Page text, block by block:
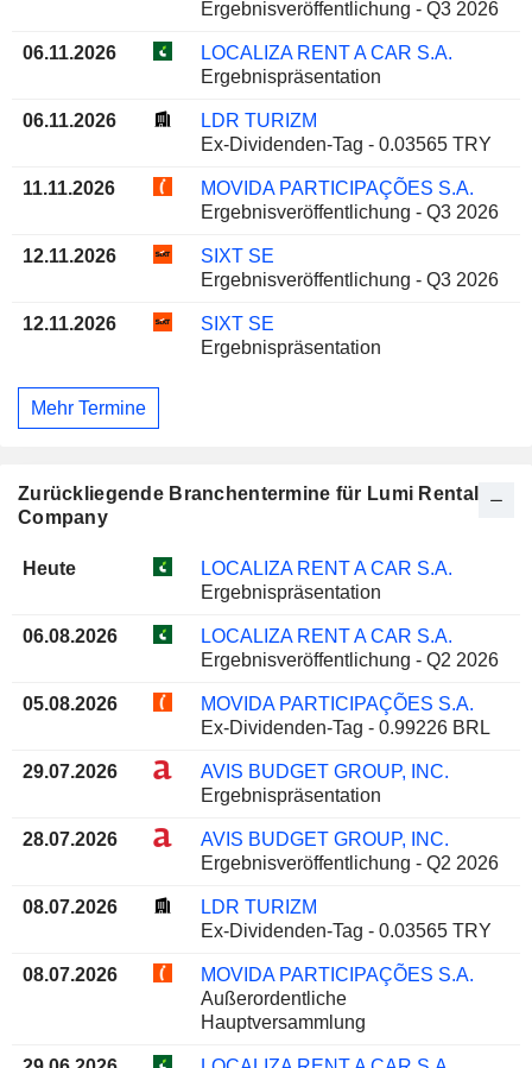
Ergebnisveröffentlichung - Q3 2026
06.11.2026
LOCALIZA RENT A CAR S.A.
Ergebnispräsentation
06.11.2026
LDR TURIZM
Ex-Dividenden-Tag - 0.03565 TRY
11.11.2026
MOVIDA PARTICIPAÇÕES S.A.
Ergebnisveröffentlichung - Q3 2026
12.11.2026
SIXT SE
Ergebnisveröffentlichung - Q3 2026
12.11.2026
SIXT SE
Ergebnispräsentation
Mehr Termine
Zurückliegende Branchentermine für Lumi Rental
Company
Heute
LOCALIZA RENT A CAR S.A.
Ergebnispräsentation
06.08.2026
LOCALIZA RENT A CAR S.A.
Ergebnisveröffentlichung - Q2 2026
05.08.2026
MOVIDA PARTICIPAÇÕES S.A.
Ex-Dividenden-Tag - 0.99226 BRL
29.07.2026
AVIS BUDGET GROUP, INC.
Ergebnispräsentation
28.07.2026
AVIS BUDGET GROUP, INC.
Ergebnisveröffentlichung - Q2 2026
08.07.2026
LDR TURIZM
Ex-Dividenden-Tag - 0.03565 TRY
08.07.2026
MOVIDA PARTICIPAÇÕES S.A.
Außerordentliche
Hauptversammlung